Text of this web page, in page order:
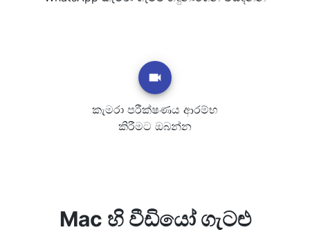
කැමරා පරීක්ෂණය ආරම්භ
කිරීමට ඔබන්න
Mac හි වීඩියෝ ගැටළු